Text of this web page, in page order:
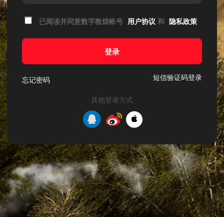
已阅读并同意数字敦煌帐号 用户协议 和 隐私政策
登录
忘记密码 短信验证码登录
其他登录方式